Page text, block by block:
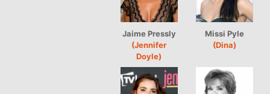
Jaime Pressly
(Jennifer
Doyle)
Missi Pyle
(Dina)